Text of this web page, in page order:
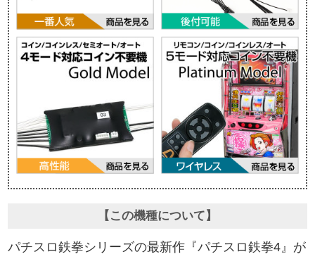
【この機種について】
パチスロ鉄拳シリーズの最新作『パチスロ鉄拳4』が